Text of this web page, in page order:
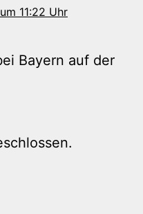
11:22 Uhr
Bayern auf der